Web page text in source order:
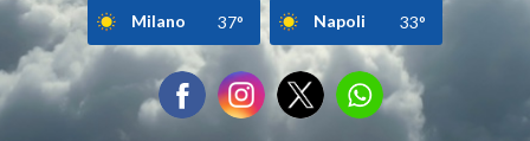
Milano 37° Napoli 33°